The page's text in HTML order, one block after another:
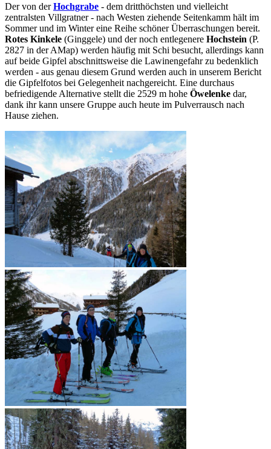
Der von derHochgrabe - dem dritthöchsten und vielleicht
zentralsten Villgratner - nach Westen ziehende Seitenkamm hält im
Sommer und im Winter eine Reihe schöner Überraschungen bereit.
Rotes Kinkele (Ginggele) und der noch entlegenere Hochstein (P.
2827 in der AMap) werden häufig mit Schi besucht, allerdings kann
auf beide Gipfel abschnittsweise die Lawinengefahr zu bedenklich
werden - aus genau diesem Grund werden auch in unserem Bericht
die Gipfelfotos bei Gelegenheit nachgereicht. Eine durchaus
befriedigende Alternative stellt die 2529 m hohe Öwelenke dar,
dank ihr kann unsere Gruppe auch heute im Pulverrausch nach
Hause ziehen.